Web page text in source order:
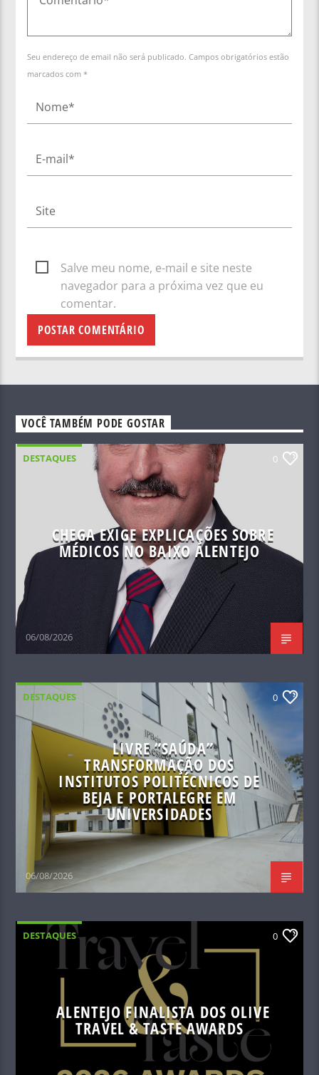
Seu endereço de email não será publicado. Campos obrigatórios estão
marcados com *
Salve meu nome, e-mail e site neste
navegador para a próxima vez que eu
comentar.
VOCÊ TAMBÉM PODE GOSTAR
DESTAQUES 0
CHEGA EXIGE EXPLICAÇÕES SOBRE
MÉDICOS NO BAIXO ALENTEJO
06/08/2026
DESTAQUES 0
LIVRE “SAÚDA”
TRANSFORMAÇÃO DOS
INSTITUTOS POLITÉCNICOS DE
BEJA E PORTALEGRE EM
UNIVERSIDADES
06/08/2026
DESTAQUES 0
ALENTEJO FINALISTA DOS OLIVE
TRAVEL & TASTE AWARDS